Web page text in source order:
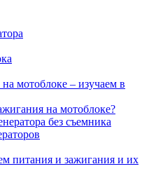
мотоблоке – изучаем в
на мотоблоке?
без съемника
питания и зажигания и их